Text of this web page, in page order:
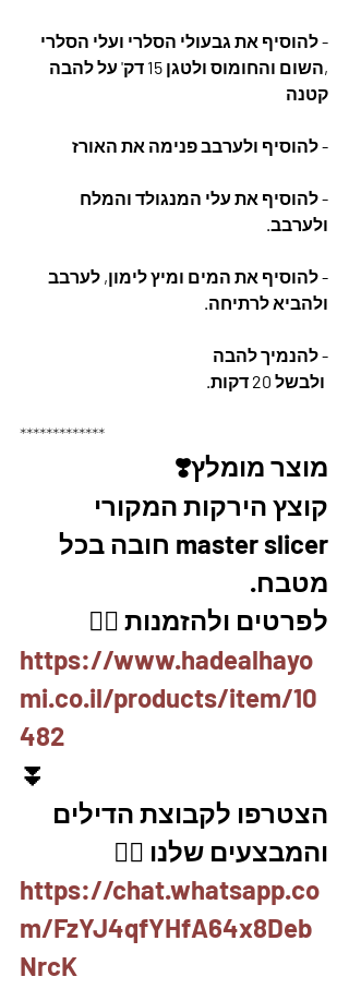
- להוסיף את גבעולי הסלרי ועלי הסלרי
,השום והחומוס ולטגן 15 דק' על להבה
קטנה
- להוסיף ולערבב פנימה את האורז
- להוסיף את עלי המנגולד והמלח
ולערבב.
- להוסיף את המים ומיץ לימון, לערבב
ולהביא לרתיחה.
- להנמיך להבה
*************
מוצר מומלץ❣️
קוצץ הירקות המקורי
master slicer חובה בכל
מטבח.
לפרטים ולהזמנות 👇🏼
https://www.hadealhayo
mi.co.il/products/item/10
482
⏬
הצטרפו לקבוצת הדילים
והמבצעים שלנו 👇🏽
https://chat.whatsapp.co
m/FzYJ4qfYHfA64x8Deb
NrcK